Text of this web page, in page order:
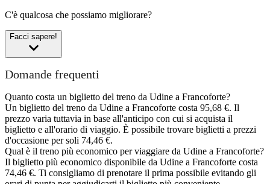
C'è qualcosa che possiamo migliorare?
Facci sapere!
Domande frequenti
Quanto costa un biglietto del treno da Udine a Francoforte?
Un biglietto del treno da Udine a Francoforte costa 95,68 €. Il
prezzo varia tuttavia in base all'anticipo con cui si acquista il
biglietto e all'orario di viaggio. È possibile trovare biglietti a prezzi
d'occasione per soli 74,46 €.
Qual è il treno più economico per viaggiare da Udine a Francoforte?
Il biglietto più economico disponibile da Udine a Francoforte costa
74,46 €. Ti consigliamo di prenotare il prima possibile evitando gli